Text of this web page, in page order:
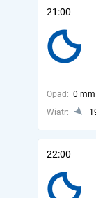
21:00
Opad: 0 mm
Wiatr:
22:00